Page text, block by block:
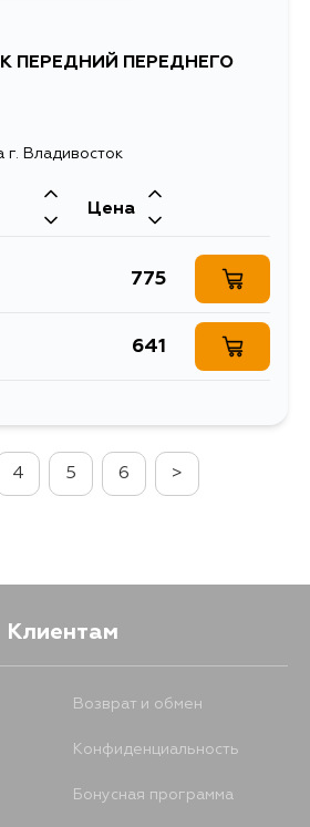
ПЕРЕДНИЙ ПЕРЕДНЕГО
г. Владивосток
Цена
775
641
860
4 5 6 >
Клиентам
Возврат и обмен
Конфиденциальность
Бонусная программа